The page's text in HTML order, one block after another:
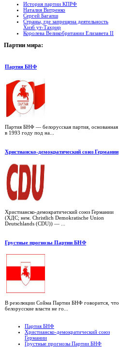
История партии КПРФ
Наталия Витренко
Сергей Багапш
Страны, где запрещена деятельность
Хизб ут-Тахрир
Королева Великобритании Елизавета II
Партии мира:
Партия БНФ
Партия БНФ — белорусская партия, основанная
в 1993 году под на...
Христианско-демократический союз Германии
Христианско-демократический союз Германии
(ХДС; нем. Christlich Demokratische Union
Deutschlands (CDU)) — ...
Грустные прогнозы Партии БНФ
В резолюции Сойма Партии БНФ говорится, что
белорусские власти не го...
Партия БНФ
Христианско-демократический союз
Германии
Грустные прогнозы Партии БНФ